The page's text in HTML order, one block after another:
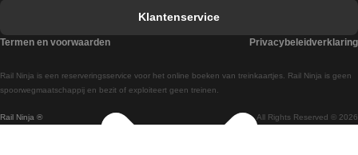
Treinen van Wenen naar Salzburg
Treinen van Wenen naar Praag
Rail Ninja ® All Rights Reserved © 2026
Rail Ninja is een reserveringsservice voor het online boeken van treinkaartjes. Rail Ninja is geen
spoorwegmaatschappij en bezit of exploiteert geen treinen.
Klantenservice
Termen en voorwaarden Privacybeleidverklaring